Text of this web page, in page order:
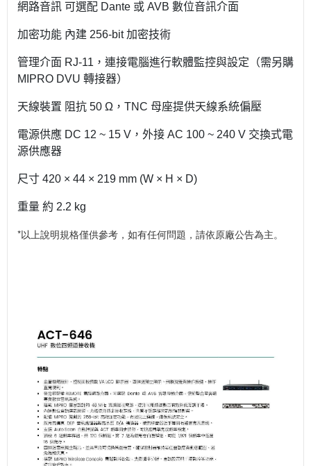
網路音訊 可選配 Dante 或 AVB 數位音訊介面
加密功能 內建 256-bit 加密技術
管理介面 RJ-11，連接電腦進行軟體監控與設定（需另購
MIPRO DVU 轉接器）
天線裝置 阻抗 50 Ω，TNC 母座提供天線系統偏壓
電源供應 DC 12 ~ 15 V，外接 AC 100 ~ 240 V 交換式電
源供應器
尺寸 420 × 44 × 219 mm (W × H × D)
重量 約 2.2 kg
*以上說明規格僅供參考，如有任何問題，請依原廠公告為主。